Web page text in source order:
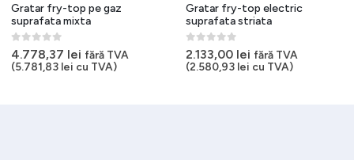
Gratar fry-top pe gaz
suprafata mixta
0out of 5
4.778,37 lei fără TVA
(5.781,83 lei cu TVA)
Gratar fry-top electric
suprafata striata
0out of 5
2.133,00 lei fără TVA
(2.580,93 lei cu TVA)